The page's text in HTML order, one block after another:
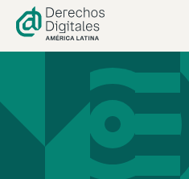
contenido